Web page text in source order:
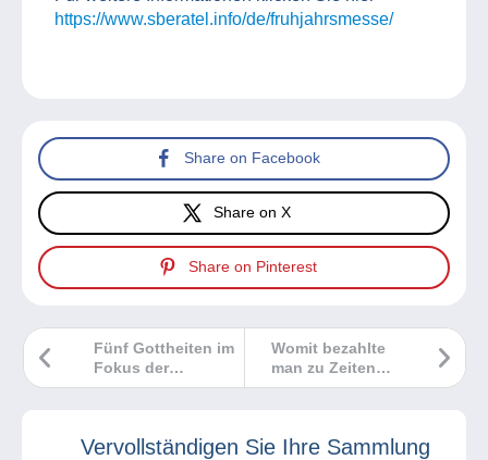
https://www.sberatel.info/de/fruhjahrsmesse/
Share on Facebook
Share on X
Share on Pinterest
Womit bezahlte
man zu Zeiten
Neros?
Fünf Gottheiten im
Fokus der
Philatelie
Vervollständigen Sie Ihre Sammlung